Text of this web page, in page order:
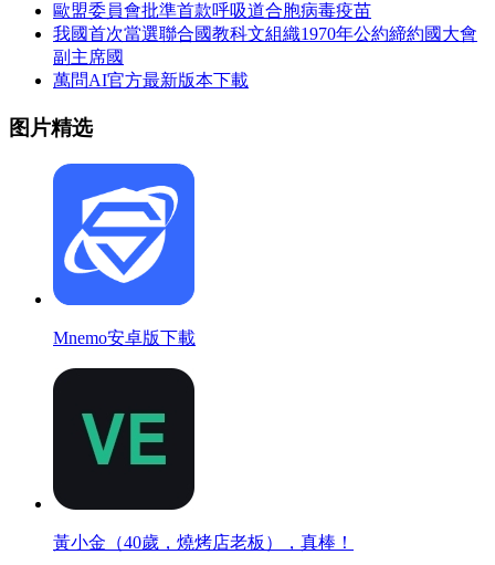
歐盟委員會批準首款呼吸道合胞病毒疫苗
我國首次當選聯合國教科文組織1970年公約締約國大會
副主席國
萬問AI官方最新版本下載
图片精选
Mnemo安卓版下載
黃小金（40歲，燒烤店老板），真棒！